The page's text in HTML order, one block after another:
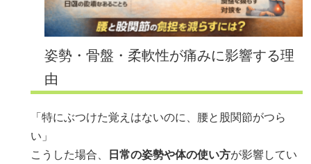
姿勢・骨盤・柔軟性が痛みに影響する理
由
「特にぶつけた覚えはないのに、腰と股関節がつら
い」
こうした場合、
日常の姿勢や体の使い方が影響してい